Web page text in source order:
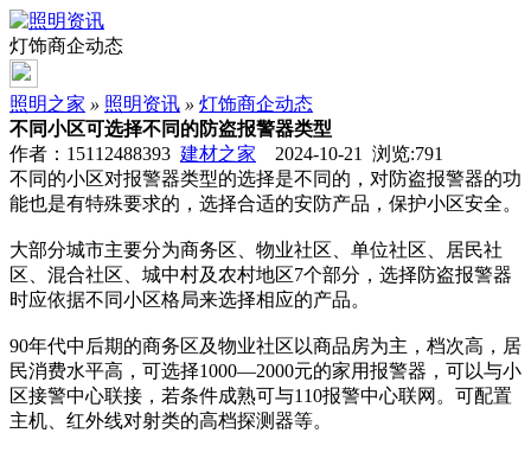
灯饰商企动态
照明之家 » 照明资讯 » 灯饰商企动态
不同小区可选择不同的防盗报警器类型
作者：15112488393 建材之家 2024-10-21 浏览:791
不同的小区对报警器类型的选择是不同的，对防盗报警器的功
能也是有特殊要求的，选择合适的安防产品，保护小区安全。
大部分城市主要分为商务区、物业社区、单位社区、居民社
区、混合社区、城中村及农村地区7个部分，选择防盗报警器
时应依据不同小区格局来选择相应的产品。
90年代中后期的商务区及物业社区以商品房为主，档次高，居
民消费水平高，可选择1000—2000元的家用报警器，可以与小
区接警中心联接，若条件成熟可与110报警中心联网。可配置
主机、红外线对射类的高档探测器等。